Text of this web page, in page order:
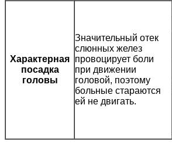
Характерная
посадка
головы
Значительный отек
слюнных желез
провоцирует боли
при движении
головой, поэтому
больные стараются
ей не двигать.